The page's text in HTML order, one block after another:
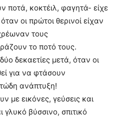
ποτά, κοκτέιλ, φαγητά- είχε
οι πρώτοι θερινοί είχαν
τους
το ποτό τους.
δεκαετίες μετά, όταν οι
για να φτάσουν
ανάπτυξη!
με εικόνες, γεύσεις και
βύσσινο, σπιτικό